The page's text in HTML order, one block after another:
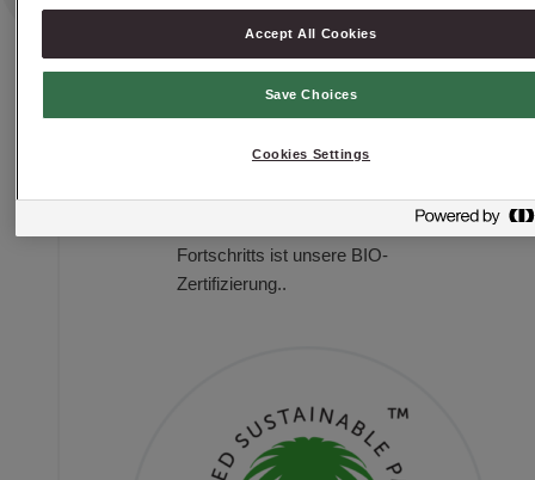
BIO-
Zertifizierung
und überzeugen mit unserer Kreativität.
Fortschritts ist unsere BIO-
Zertifizierung..
Accept All Cookies
Save Choices
Cookies Settings